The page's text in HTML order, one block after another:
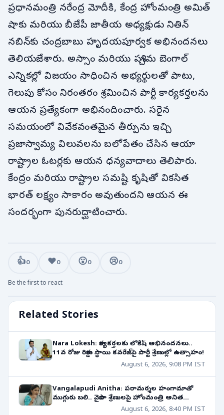
ప్రధానమంత్రి నరేంద్ర మోదీకి, కేంద్ర హోంమంత్రి అమిత్
షాకు మరియు బీజేపీ జాతీయ అధ్యక్షుడు నితిన్
నబిన్‌కు చంద్రబాబు హృదయపూర్వక అభినందనలు
తెలియజేశారు. అస్సాం మరియు పశ్చిమ బెంగాల్
ఎన్నికల్లో విజయం సాధించిన అభ్యర్థులతో పాటు,
గెలుపు కోసం నిరంతరం శ్రమించిన పార్టీ కార్యకర్తలను
ఆయన ప్రత్యేకంగా అభినందించారు. సరైన
సమయంలో వివేకవంతమైన తీర్పును ఇచ్చి
ప్రజాస్వామ్య విలువలను బలోపేతం చేసిన ఆయా
రాష్ట్రాల ఓటర్లకు ఆయన ధన్యవాదాలు తెలిపారు.
కేంద్రం మరియు రాష్ట్రాల సమష్టి కృషితో వికసిత
భారత్ లక్ష్యం సాకారం అవుతుందని ఆయన ఈ
సందర్భంగా పునరుద్ఘాటించారు.
Related Stories
Nara Lokesh: కార్యకర్తలకు లోకేష్ అభినందనలు..
11వ రోజు రికార్డు స్థాయి కవరేజ్‌పై పార్టీ శ్రేణుల్లో ఉత్సాహం!
August 6, 2026, 9:08 PM IST
Vangalapudi Anitha: పరామర్శల హంగామాతో
ముగ్గురు బలి.. వైకాపా శ్రేణులపై హోంమంత్రి అనిత
August 6, 2026, 8:40 PM IST
👍0 ❤️0 😮0 😢0
Be the first to react